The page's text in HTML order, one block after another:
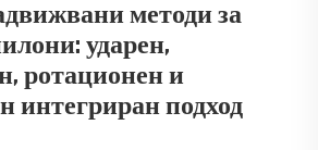
методи за
ударен,
ротационен и
интегриран подход